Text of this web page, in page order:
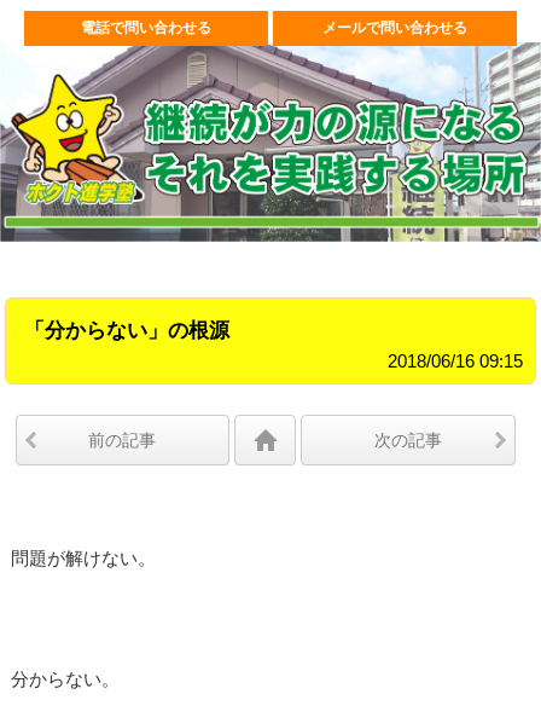
電話で問い合わせる メールで問い合わせる
「分からない」の根源
2018/06/16 09:15
前の記事 次の記事
問題が解けない。
分からない。